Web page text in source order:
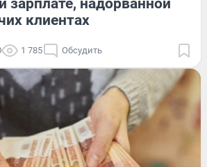
зарплате, надорванной
клиентах
1 785 Обсудить